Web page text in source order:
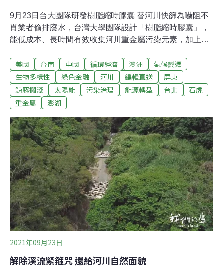
9月23日台大團隊研發樹脂縮時膠囊 替河川快篩為嚇阻不
肖業者偷排廢水，台灣大學團隊設計「樹脂縮時膠囊」，
能低成本、長時間有效收集河川重金屬污染元素，加上約
導）賞鷹季 赤腹鷹過境墾丁進入高峰期每天約2萬隻秋季
墾丁候鳥季展開，赤腹鷹過境墾丁南飛度冬正進入高峰
期，根據墾管處統計，近日每天約有2萬隻赤腹鷹過境墾
丁，到今天已累積18萬隻以上，超越往年秋天的平均值。
墾管處表示，近年赤腹鷹過境數量屢屢打破紀錄，可見保
育有成，恆春半島已是全台最佳賞鷹地區。（中央社報
導）
美國 台南 中國 循環經濟 澳洲
氣候變遷
生物多樣性
綠色金融 河川 編輯直送
屏東
鯨豚擱淺
太陽能 污染治理 能源轉型 台北
石虎
重金屬
澎湖
2021年09月23日
解除溪流緊箍咒 還給河川自然面貌